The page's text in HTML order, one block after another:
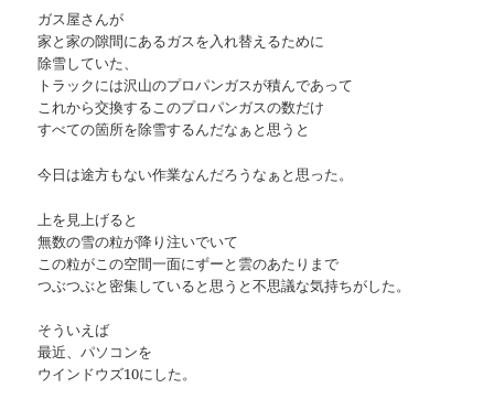
ガス屋さんが
家と家の隙間にあるガスを入れ替えるために
除雪していた、
トラックには沢山のプロパンガスが積んであって
これから交換するこのプロパンガスの数だけ
すべての箇所を除雪するんだなぁと思うと
今日は途方もない作業なんだろうなぁと思った。
上を見上げると
無数の雪の粒が降り注いでいて
この粒がこの空間一面にずーと雲のあたりまで
つぶつぶと密集していると思うと不思議な気持ちがした。
そういえば
最近、パソコンを
ウインドウズ10にした。